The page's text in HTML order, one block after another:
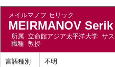
メイルマノフ セリック
MEIRMANOV Serik
所属 立命館アジア太平洋大学 サ
職種 教授
言語種別 不明